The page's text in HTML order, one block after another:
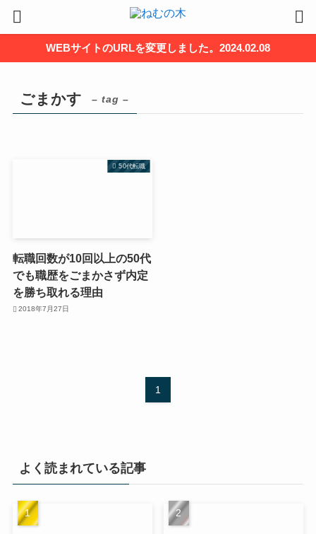
WEBサイトのURLを変更しました。2024.02.08
ごまかす – tag –
50代転職
転職回数が10回以上の50代
でも職歴をごまかさず内定
を勝ち取れる理由
2018年7月27日
1
よく読まれている記事